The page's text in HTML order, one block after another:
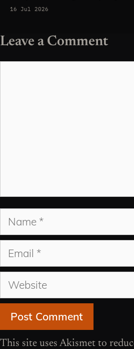
16 Jul 2026
Leave a Comment
Name
Email
Website
This site uses Akismet to